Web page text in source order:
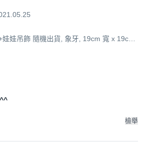
娃吊飾 隨機出貨, 象牙, 19cm 寬 x 19cm
檢舉